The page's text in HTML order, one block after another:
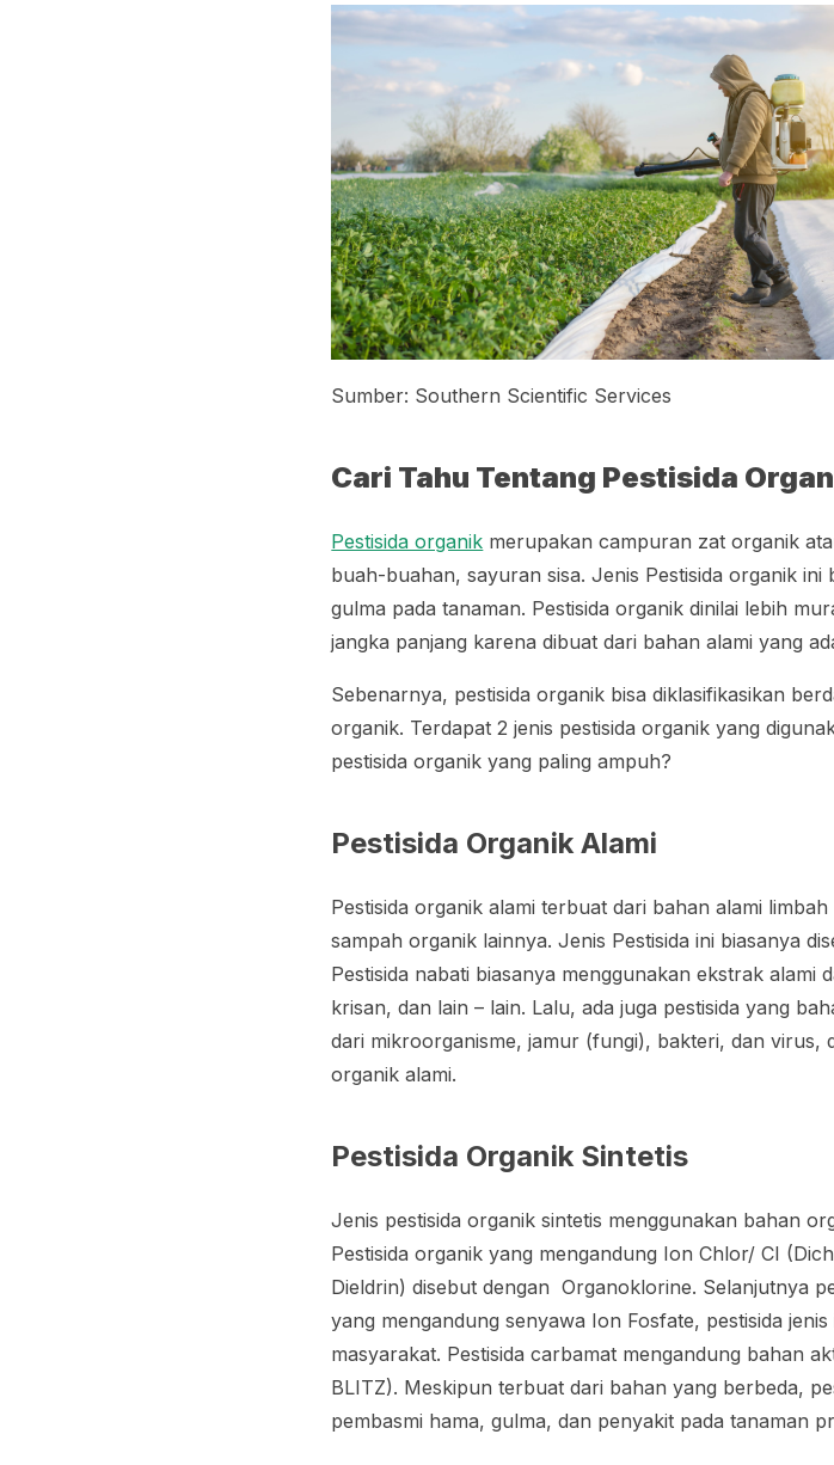
Sumber: Southern Scientific Services
Cari Tahu Tentang Pestisida
Pestisida organik merupakan campuran zat organik
buah-buahan, sayuran sisa. Jenis Pestisida organik
gulma pada tanaman. Pestisida organik dinilai lebih
jangka panjang karena dibuat dari bahan alami yang
Sebenarnya, pestisida organik bisa diklasifikasikan
organik. Terdapat 2 jenis pestisida organik yang
pestisida organik yang paling ampuh?
Pestisida Organik Alami
Pestisida organik alami terbuat dari bahan alami
sampah organik lainnya. Jenis Pestisida ini biasanya
Pestisida nabati biasanya menggunakan ekstrak
krisan, dan lain – lain. Lalu, ada juga pestisida yang
dari mikroorganisme, jamur (fungi), bakteri, dan virus,
organik alami.
Pestisida Organik Sintetis
Jenis pestisida organik sintetis menggunakan bahan
Pestisida organik yang mengandung Ion Chlor/ CI
Dieldrin) disebut dengan Organoklorine. Selanjutnya
yang mengandung senyawa Ion Fosfate, pestisida
masyarakat. Pestisida carbamat mengandung bahan
BLITZ). Meskipun terbuat dari bahan yang berbeda,
pembasmi hama, gulma, dan penyakit pada tanaman